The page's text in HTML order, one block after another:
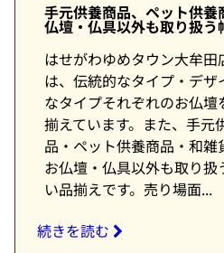
手元供養商品、ペット供
仏壇・仏具以外も取り扱う
はせがわゆめタウン大牟田
は、伝統的なタイプ・デザ
なタイプそれぞれのお仏壇
揃えています。また、手元
品・ペット供養商品・和雑
お仏壇・仏具以外も取り扱
い品揃えです。売り場面...
続きを読む